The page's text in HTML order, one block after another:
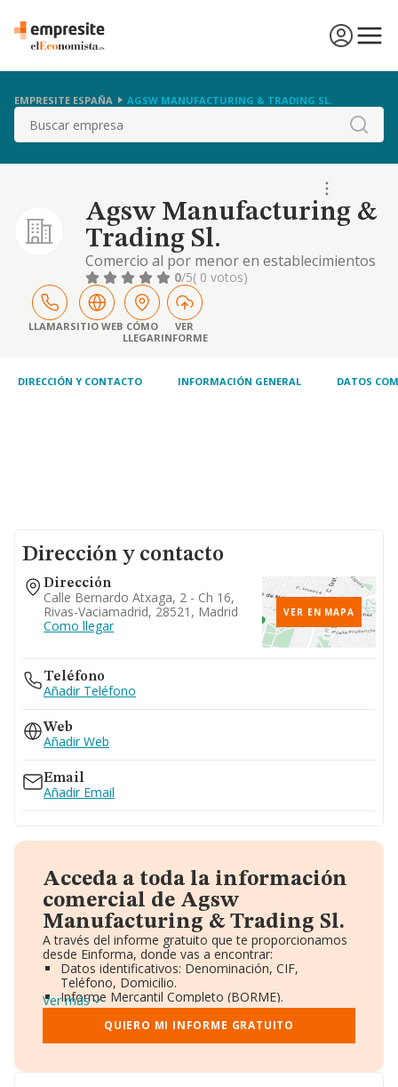
EMPRESITE ESPAÑA AGSW MANUFACTURING & TRADING SL.
Buscar
Agsw Manufacturing &
Trading Sl.
Comercio al por menor en establecimientos
no especializados, con predominio en
productos alimenticios, bebidas y tabaco
0/5( 0 votos)
LLAMARSITIO WEB CÓMO
LLEGAR
VER
INFORME
DIRECCIÓN Y CONTACTO INFORMACIÓN GENERAL DATOS
Dirección y contacto
Dirección
Calle Bernardo Atxaga, 2 - Ch 16,
Rivas-Vaciamadrid, 28521, Madrid
Como llegar
VER EN MAPA
Teléfono
Añadir Teléfono
Web
Añadir Web
Email
Añadir Email
Acceda a toda la información
comercial de Agsw
Manufacturing & Trading Sl.
A través del informe gratuito que te proporcionamos
desde Einforma, donde vas a encontrar:
Datos identificativos: Denominación, CIF,
Teléfono, Domicilio.
Informe Mercantil Completo (BORME).
Gráficos de Evolución Ventas y Empleados.
Consejo de Administración y Administradores.
Directivos y Ejecutivos.
Ver más
QUIERO MI INFORME GRATUITO